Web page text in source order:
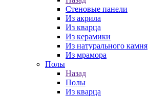
Стеновые панели
Из акрила
Из кварца
Из керамики
Из натурального камня
Из мрамора
Полы
Назад
Полы
Из кварца